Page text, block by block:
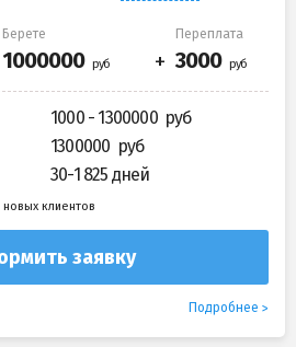
Берете Переплата
1000 - 1300000
1300000
30-1 825 дней
клиентов
заявку
Подробнее